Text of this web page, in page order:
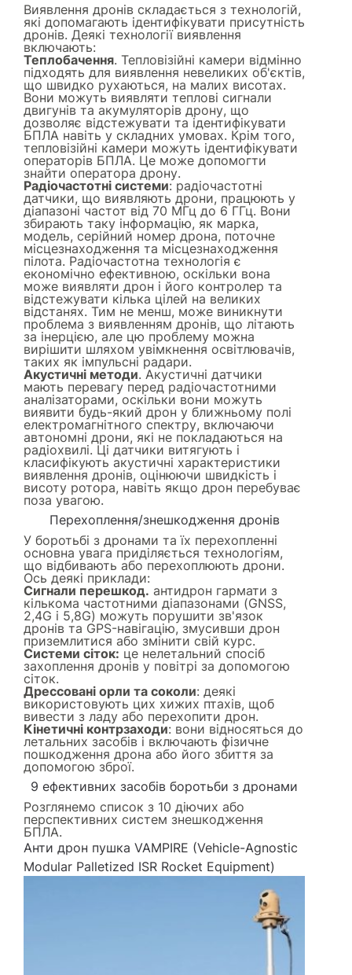
Виявлення дронів складається з технологій,
які допомагають ідентифікувати присутність
дронів. Деякі технології виявлення
включають:
Теплобачення. Тепловізійні камери відмінно
підходять для виявлення невеликих об'єктів,
що швидко рухаються, на малих висотах.
Вони можуть виявляти теплові сигнали
двигунів та акумуляторів дрону, що
дозволяє відстежувати та ідентифікувати
БПЛА навіть у складних умовах. Крім того,
тепловізійні камери можуть ідентифікувати
операторів БПЛА. Це може допомогти
знайти оператора дрону.
Радіочастотні системи: радіочастотні
датчики, що виявляють дрони, працюють у
діапазоні частот від 70 МГц до 6 ГГц. Вони
збирають таку інформацію, як марка,
модель, серійний номер дрона, поточне
місцезнаходження та місцезнаходження
пілота. Радіочастотна технологія є
економічно ефективною, оскільки вона
може виявляти дрон і його контролер та
відстежувати кілька цілей на великих
відстанях. Тим не менш, може виникнути
проблема з виявленням дронів, що літають
за інерцією, але цю проблему можна
вирішити шляхом увімкнення освітлювачів,
таких як імпульсні радари.
Акустичні методи. Акустичні датчики
мають перевагу перед радіочастотними
аналізаторами, оскільки вони можуть
виявити будь-який дрон у ближньому полі
електромагнітного спектру, включаючи
автономні дрони, які не покладаються на
радіохвилі. Ці датчики витягують і
класифікують акустичні характеристики
виявлення дронів, оцінюючи швидкість і
висоту ротора, навіть якщо дрон перебуває
поза увагою.
Перехоплення/знешкодження дронів
У боротьбі з дронами та їх перехопленні
основна увага приділяється технологіям,
що відбивають або перехоплюють дрони.
Ось деякі приклади:
Сигнали перешкод. антидрон гармати з
кількома частотними діапазонами (GNSS,
2,4G і 5,8G) можуть порушити зв'язок
дронів та GPS-навігацію, змусивши дрон
приземлитися або змінити свій курс.
Системи сіток: це нелетальний спосіб
захоплення дронів у повітрі за допомогою
сіток.
Дрессовані орли та соколи: деякі
використовують цих хижих птахів, щоб
вивести з ладу або перехопити дрон.
Кінетичні контрзаходи: вони відносяться до
летальних засобів і включають фізичне
пошкодження дрона або його збиття за
допомогою зброї.
9 ефективних засобів боротьби з дронами
Розглянемо список з 10 діючих або
перспективних систем знешкодження
БПЛА.
Анти дрон пушка VAMPIRE (Vehicle-Agnostic
Modular Palletized ISR Rocket Equipment)